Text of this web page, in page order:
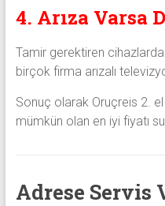
4. Arıza Varsa
Tamir gerektiren
birçok firma arızalı
Sonuç olarak Oruçreis 2. el
mümkün olan en iyi fiyatı
Adrese Servis